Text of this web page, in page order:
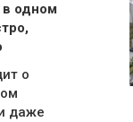
в одном
о
даже